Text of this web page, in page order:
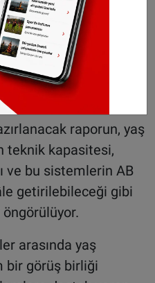
oluşan bağımsız
Komisyon Başkanı
öneriler
Leyen’in de yaş
raporun, yaş
teknik kapasitesi,
ve bu sistemlerin AB
getirilebileceği gibi
arasında yaş
bir görüş birliği